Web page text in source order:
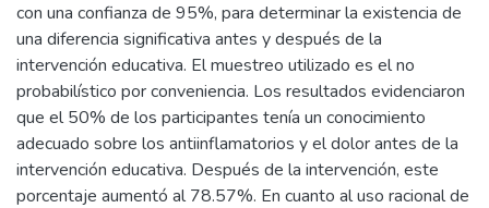
con una confianza de 95%, para determinar la existencia de
una diferencia significativa antes y después de la
intervención educativa. El muestreo utilizado es el no
probabilístico por conveniencia. Los resultados evidenciaron
que el 50% de los participantes tenía un conocimiento
adecuado sobre los antiinflamatorios y el dolor antes de la
intervención educativa. Después de la intervención, este
porcentaje aumentó al 78.57%. En cuanto al uso racional de